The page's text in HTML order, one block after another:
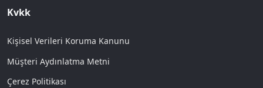
Kvkk
Kişisel Verileri Koruma Kanunu
Müşteri Aydınlatma Metni
Çerez Politikası